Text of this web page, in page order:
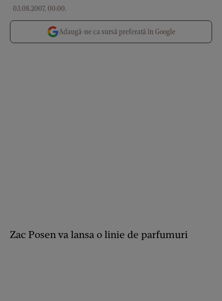
03.08.2007, 00:00.
Adaugă-ne ca sursă preferată în Google
Zac Posen va lansa o linie de parfumuri